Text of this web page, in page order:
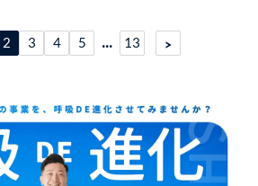
2 3 4 5 ... 13